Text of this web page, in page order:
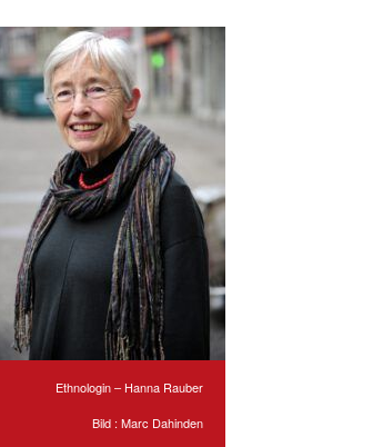
Ethnologin – Hanna Rauber
Bild : Marc Dahinden